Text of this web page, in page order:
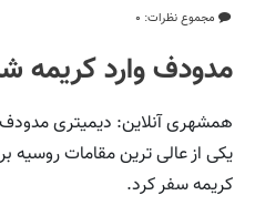
مجموع نظرات: ۰
مدودف وارد کریمه
همشهری آنلاین: دیمیتری
یکی از عالی ترین مقامات روسیه
کریمه سفر کرد.